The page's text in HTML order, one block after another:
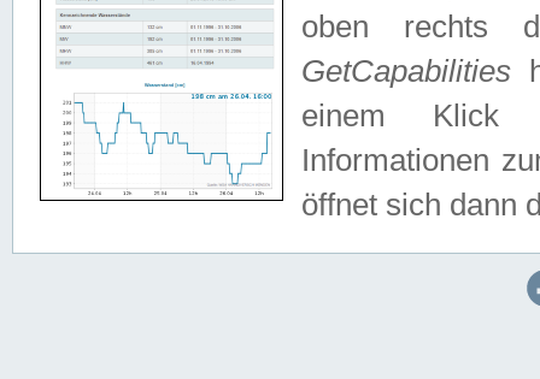
oben rechts
GetCapabilities
einem Klick
Informationen
öffnet sich dann